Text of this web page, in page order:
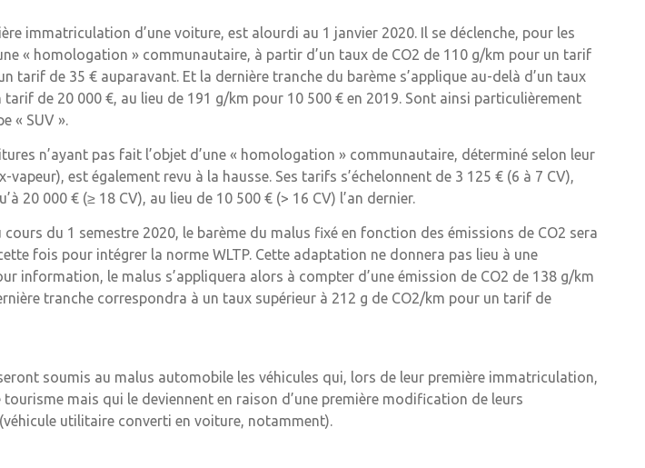
immatriculation d’une voiture, est alourdi au 1 janvier 2020. Il se déclenche, pour les
« homologation » communautaire, à partir d’un taux de CO2 de 110 g/km pour un tarif
tarif de 35 € auparavant. Et la dernière tranche du barème s’applique au-delà d’un taux
tarif de 20 000 €, au lieu de 191 g/km pour 10 500 € en 2019. Sont ainsi particulièrement
« SUV ».
n’ayant pas fait l’objet d’une « homologation » communautaire, déterminé selon leur
vapeur), est également revu à la hausse. Ses tarifs s’échelonnent de 3 125 € (6 à 7 CV),
20 000 € (≥ 18 CV), au lieu de 10 500 € (> 16 CV) l’an dernier.
cours du 1 semestre 2020, le barème du malus fixé en fonction des émissions de CO2 sera
fois pour intégrer la norme WLTP. Cette adaptation ne donnera pas lieu à une
information, le malus s’appliquera alors à compter d’une émission de CO2 de 138 g/km
tranche correspondra à un taux supérieur à 212 g de CO2/km pour un tarif de
soumis au malus automobile les véhicules qui, lors de leur première immatriculation,
tourisme mais qui le deviennent en raison d’une première modification de leurs
utilitaire converti en voiture, notamment).